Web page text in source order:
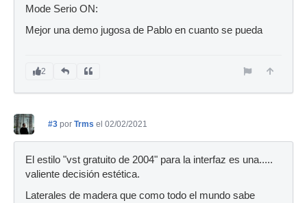
Mode Serio ON:
Mejor una demo jugosa de Pablo en cuanto se pueda
2
#3 por Trms el 02/02/2021
El estilo "vst gratuito de 2004" para la interfaz es una.....
valiente decisión estética.
Laterales de madera que como todo el mundo sabe